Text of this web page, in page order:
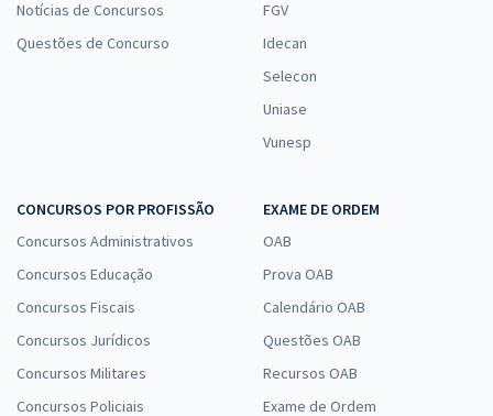
Notícias de Concursos
Questões de Concurso
FGV
Idecan
Selecon
Uniase
Vunesp
CONCURSOS POR PROFISSÃO
Concursos Administrativos
Concursos Educação
Concursos Fiscais
Concursos Jurídicos
Concursos Militares
Concursos Policiais
EXAME DE ORDEM
OAB
Prova OAB
Calendário OAB
Questões OAB
Recursos OAB
Exame de Ordem